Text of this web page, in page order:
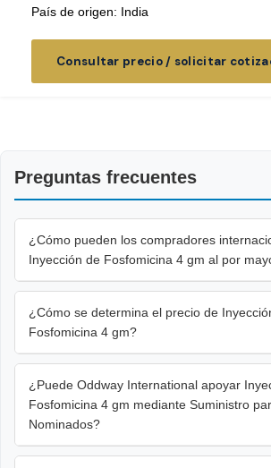
País de origen: India
Consultar precio / solicitar
Preguntas frecuentes
¿Cómo pueden los compradores
Inyección de Fosfomicina 4 gm al por
¿Cómo se determina el precio de
Fosfomicina 4 gm?
¿Puede Oddway International apoyar
Fosfomicina 4 gm mediante Suministro
Nominados?